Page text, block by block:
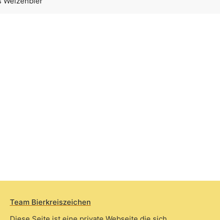
Team Bierkreiszeichen